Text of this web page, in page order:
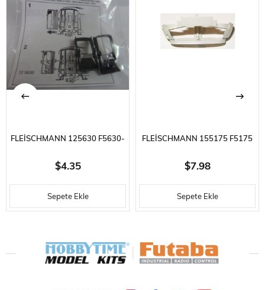
FLEISCHMANN 125630 F5630-
F5635 YOLCU VAGONLARI IÇIN
KÖRÜK
$4.35
Sepete Ekle
FLEISCHMANN 155175 F5175
IN DEĞIŞTIRILEBILIR ÖN
TAMPONU VE PRO
$7.98
Sepete Ekle